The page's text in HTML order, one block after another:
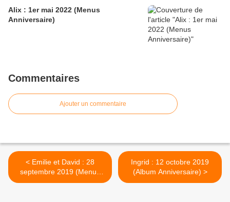
Alix : 1er mai 2022 (Menus
Anniversaire)
Commentaires
Ajouter un commentaire
< Emilie et David : 28
septembre 2019 (Menus
Mariage)
Ingrid : 12 octobre 2019
(Album Anniversaire) >